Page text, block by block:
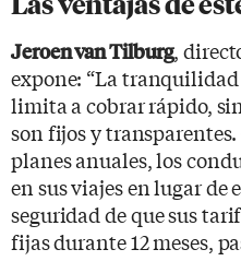
Jeroen van Tilburg,
expone: “La
limita a cobrar rápido,
son fijos y
planes anuales, los
en sus viajes en lugar de
seguridad de que sus
fijas durante 12 meses,